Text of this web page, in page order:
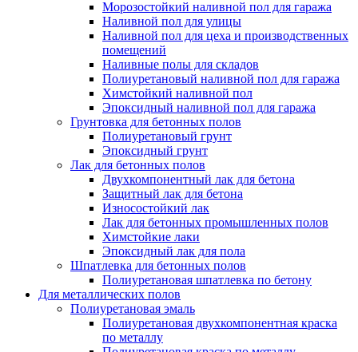
Морозостойкий наливной пол для гаража
Наливной пол для улицы
Наливной пол для цеха и производственных
помещений
Наливные полы для складов
Полиуретановый наливной пол для гаража
Химстойкий наливной пол
Эпоксидный наливной пол для гаража
Грунтовка для бетонных полов
Полиуретановый грунт
Эпоксидный грунт
Лак для бетонных полов
Двухкомпонентный лак для бетона
Защитный лак для бетона
Износостойкий лак
Лак для бетонных промышленных полов
Химстойкие лаки
Эпоксидный лак для пола
Шпатлевка для бетонных полов
Полиуретановая шпатлевка по бетону
Для металлических полов
Полиуретановая эмаль
Полиуретановая двухкомпонентная краска
по металлу